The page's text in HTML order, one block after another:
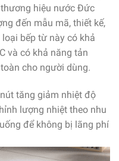
hiệu nước Đức
đến mẫu mã, thiết kế,
bếp từ này có khả
và có khả năng tản
cho người dùng.
tăng giảm nhiệt độ
lượng nhiệt theo nhu
để không bị lãng phí